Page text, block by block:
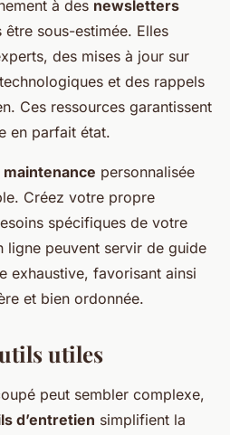
à des newsletters
être sous-estimée. Elles
des mises à jour sur
et des rappels
Ces ressources garantissent
en parfait état.
personnalisée
Créez votre propre
spécifiques de votre
ligne peuvent servir de guide
exhaustive, favorisant ainsi
et bien ordonnée.
utiles
peut sembler complexe,
d’entretien simplifient la